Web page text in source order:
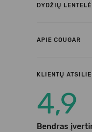
DYDŽIŲ LENTELĖ
APIE COUGAR
KLIENTŲ
4,9
Bendras